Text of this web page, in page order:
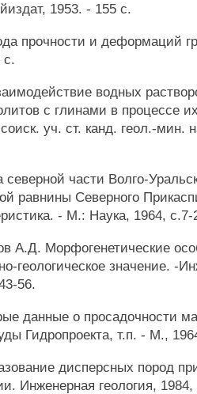
1953. - 155 с.
прочности и деформаций
с.
водных
с глинами в процессе
уч. ст. канд. геол.-мин.
части Волго-
равнины Северного
- М.: Наука, 1964, с.7-
А.Д. Морфогенетические
геологическое значение. -
56.
данные о просадочности
Гидропроекта, т.п. - М.,
дисперсных пород
Инженерная геология,